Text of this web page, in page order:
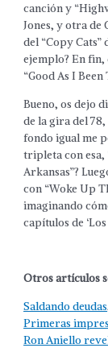
canción y
Jones, y otra de
del “Copy
ejemplo? En fin,
“Good As I
Bueno, os dejo
de la gira del
fondo igual me
tripleta con esa,
Arkansas”?
con “Woke Up
imaginando
capítulos de
Otros artículos
Saldando deudas
Primeras
Ron Aniello